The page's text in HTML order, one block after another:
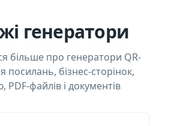
генератори
більше про генератори QR-
посилань, бізнес-сторінок,
PDF-файлів і документів